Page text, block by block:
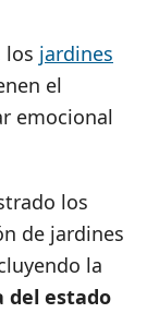
los jardines
el
emocional
los
de jardines
la
del estado